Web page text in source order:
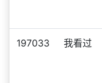
197033 我看过